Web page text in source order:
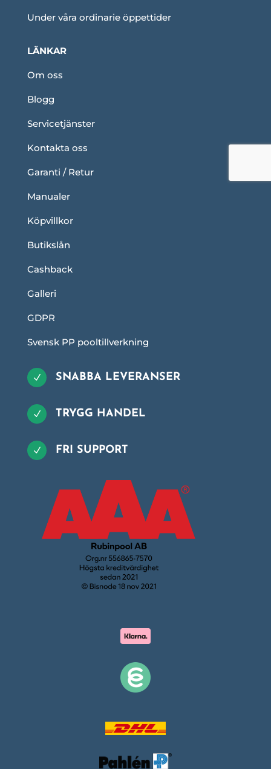
Under våra ordinarie öppettider
LÄNKAR
Om oss
Blogg
Servicetjänster
Kontakta oss
Garanti / Retur
Manualer
Köpvillkor
Butikslån
Cashback
Galleri
GDPR
Svensk PP pooltillverkning
N SNABBA LEVERANSER
N TRYGG HANDEL
N FRI SUPPORT